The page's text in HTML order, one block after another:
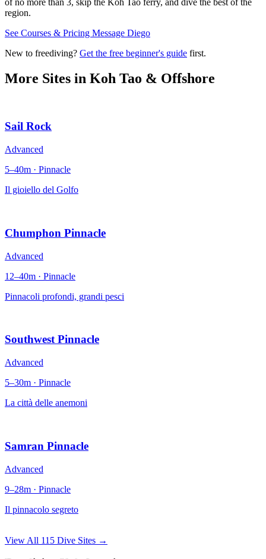
of no more than 3, skip the Koh Tao ferry, and dive the best of the
region.
See Courses & Pricing Message Diego
New to freediving? Get the free beginner's guide first.
More Sites in Koh Tao & Offshore
Sail Rock
Advanced
5–40m · Pinnacle
Il gioiello del Golfo
Chumphon Pinnacle
Advanced
12–40m · Pinnacle
Pinnacoli profondi, grandi pesci
Southwest Pinnacle
Advanced
5–30m · Pinnacle
La città delle anemoni
Samran Pinnacle
Advanced
9–28m · Pinnacle
Il pinnacolo segreto
View All 115 Dive Sites →